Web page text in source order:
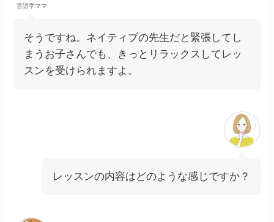
言語学ママ
そうですね。ネイティブの先生だと緊張してし
まうお子さんでも、きっとリラックスしてレッ
スンを受けられますよ。
レッスンの内容はどのような感じですか？